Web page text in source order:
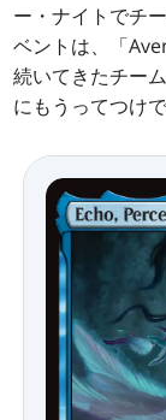
ー・ナイトでチ
ベントは、「
続いてきたチー
にもうってつけで